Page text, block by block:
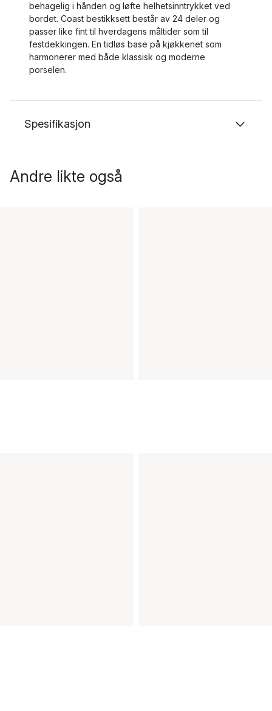
behagelig i hånden og løfte helhetsinntrykket ved
bordet. Coast bestikksett består av 24 deler og
passer like fint til hverdagens måltider som til
festdekkingen. En tidløs base på kjøkkenet som
harmonerer med både klassisk og moderne
porselen.
Spesifikasjon
Andre likte også